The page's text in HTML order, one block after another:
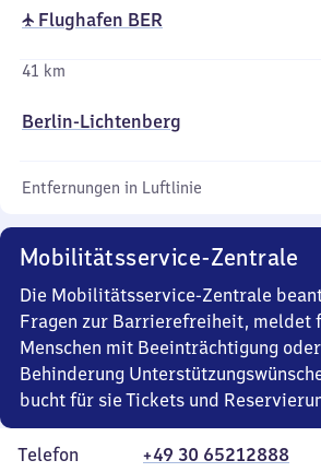
✈ Flughafen BER
41 km
Berlin-Lichtenberg
Entfernungen in Luftlinie
Mobilitätsservice-Zentrale
Die Mobilitätsservice-Zentrale
Fragen zur Barrierefreiheit, meldet
Menschen mit Beeinträchtigung oder
Behinderung
bucht für sie Tickets und
Telefon
+49 30 65212888